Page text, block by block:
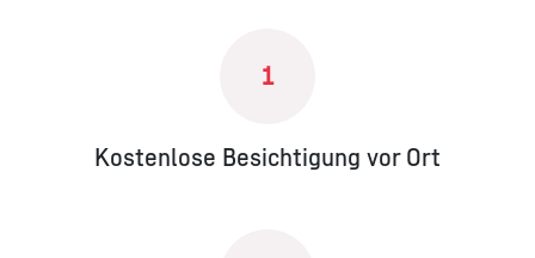
1
Kostenlose Besichtigung vor Ort